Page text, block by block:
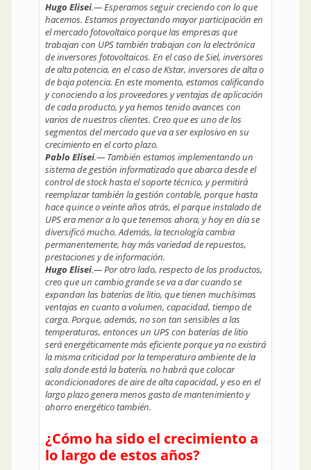
Hugo Elisei.— Esperamos seguir creciendo con lo que
hacemos. Estamos proyectando mayor participación en
el mercado fotovoltaico porque las empresas que
trabajan con UPS también trabajan con la electrónica
de inversores fotovoltaicos. En el caso de Siel, inversores
de alta potencia, en el caso de Kstar, inversores de alta o
de baja potencia. En este momento, estamos calificando
y conociendo a los proveedores y ventajas de aplicación
de cada producto, y ya hemos tenido avances con
varios de nuestros clientes. Creo que es uno de los
segmentos del mercado que va a ser explosivo en su
crecimiento en el corto plazo.
Pablo Elisei.— También estamos implementando un
sistema de gestión informatizado que abarca desde el
control de stock hasta el soporte técnico, y permitirá
reemplazar también la gestión contable, porque hasta
hace quince o veinte años atrás, el parque instalado de
UPS era menor a lo que tenemos ahora, y hoy en día se
diversificó mucho. Además, la tecnología cambia
permanentemente, hay más variedad de repuestos,
prestaciones y de información.
Hugo Elisei.— Por otro lado, respecto de los productos,
creo que un cambio grande se va a dar cuando se
expandan las baterías de litio, que tienen muchísimas
ventajas en cuanto a volumen, capacidad, tiempo de
carga. Porque, además, no son tan sensibles a las
temperaturas, entonces un UPS con baterías de litio
será energéticamente más eficiente porque ya no existirá
la misma criticidad por la temperatura ambiente de la
sala donde está la batería, no habrá que colocar
acondicionadores de aire de alta capacidad, y eso en el
largo plazo genera menos gasto de mantenimiento y
ahorro energético también.
¿Cómo ha sido el crecimiento a
lo largo de estos años?